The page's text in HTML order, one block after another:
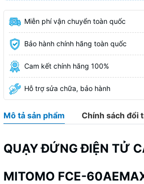
Miễn phí vận chuyển toàn quốc
Bảo hành chính hãng toàn quốc
Cam kết chính hãng 100%
Hỗ trợ sửa chữa, bảo hành
Mô tả sản phẩm Chính sách đổi
QUẠY ĐỨNG ĐIỆN TỬ
MITOMO FCE-